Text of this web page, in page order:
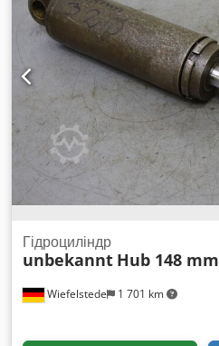
Wiefelstede 1 701 km
Гідроциліндр
unbekannt Hub 148 mm